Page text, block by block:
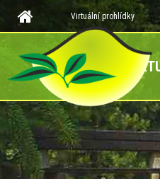
Virtuální prohlídky